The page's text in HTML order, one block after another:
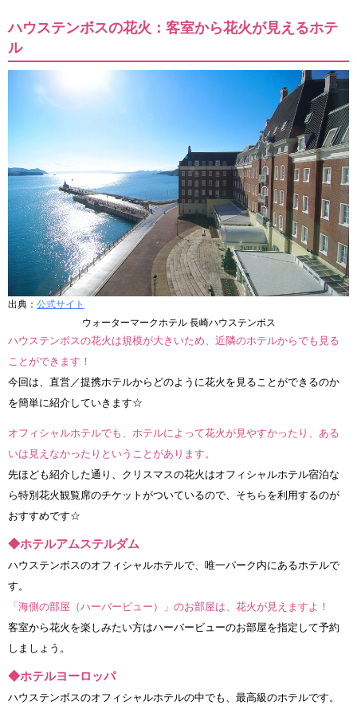
ハウステンボスの花火：客室から花火が見えるホテ
ル
出典： 公式サイト
ウォーターマークホテル 長崎ハウステンボス
ハウステンボスの花火は規模が大きいため、近隣のホテルからでも見る
ことができます！
今回は、直営／提携ホテルからどのように花火を見ることができるのか
を簡単に紹介していきます☆
オフィシャルホテルでも、ホテルによって花火が見やすかったり、ある
いは見えなかったりということがあります。
先ほども紹介した通り、クリスマスの花火はオフィシャルホテル宿泊な
ら特別花火観覧席のチケットがついているので、そちらを利用するのが
おすすめです☆
◆ホテルアムステルダム
ハウステンボスのオフィシャルホテルで、唯一パーク内にあるホテルで
す。
「海側の部屋（ハーバービュー）」のお部屋は、花火が見えますよ！
客室から花火を楽しみたい方はハーバービューのお部屋を指定して予約
しましょう。
◆ホテルヨーロッパ
ハウステンボスのオフィシャルホテルの中でも、最高級のホテルです。